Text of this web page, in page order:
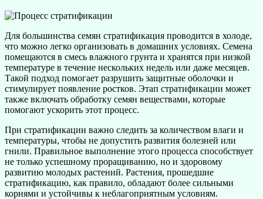
Для большинства семян стратификация проводится в холоде,
что можно легко организовать в домашних условиях. Семена
помещаются в смесь влажного грунта и хранятся при низкой
температуре в течение нескольких недель или даже месяцев.
Такой подход помогает разрушить защитные оболочки и
стимулирует появление ростков. Этап стратификации может
также включать обработку семян веществами, которые
помогают ускорить этот процесс.
При стратификации важно следить за количеством влаги и
температуры, чтобы не допустить развития болезней или
гнили. Правильное выполнение этого процесса способствует
не только успешному проращиванию, но и здоровому
развитию молодых растений. Растения, прошедшие
стратификацию, как правило, обладают более сильными
корнями и устойчивы к неблагоприятным условиям.